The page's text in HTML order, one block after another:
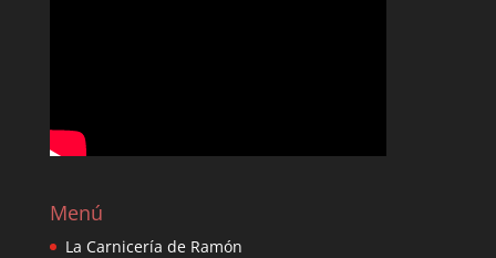
Menú
La Carnicería de Ramón